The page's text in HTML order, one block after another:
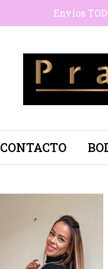
Envíos
CONTACTO